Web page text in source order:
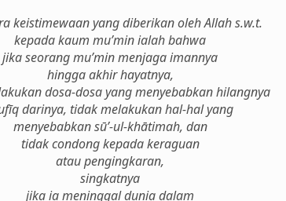
keistimewaan yang diberikan oleh Allah s.w.t.
kepada kaum mu’min ialah bahwa
jika seorang mu’min menjaga imannya
hingga akhir hayatnya,
dosa-dosa yang menyebabkan hilangnya
darinya, tidak melakukan hal-hal yang
menyebabkan sū’-ul-khātimah, dan
tidak condong kepada keraguan
atau pengingkaran,
singkatnya
jika ia meninggal dunia dalam